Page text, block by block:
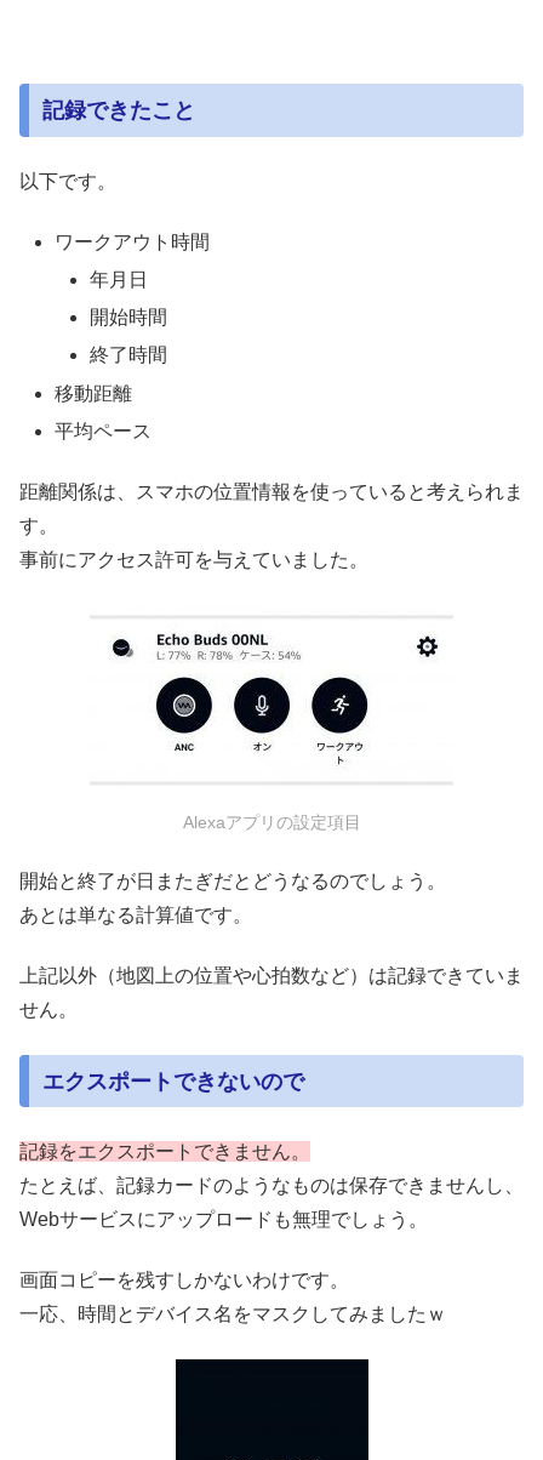
記録できたこと
以下です。
ワークアウト時間
年月日
開始時間
終了時間
移動距離
平均ペース
距離関係は、スマホの位置情報を使っていると考えられま
す。
事前にアクセス許可を与えていました。
Alexaアプリの設定項目
開始と終了が日またぎだとどうなるのでしょう。
あとは単なる計算値です。
上記以外（地図上の位置や心拍数など）は記録できていま
せん。
エクスポートできないので
記録をエクスポートできません。
たとえば、記録カードのようなものは保存できませんし、
Webサービスにアップロードも無理でしょう。
画面コピーを残すしかないわけです。
一応、時間とデバイス名をマスクしてみましたｗ